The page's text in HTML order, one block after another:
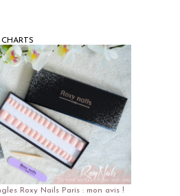
Roxy Nails Paris : mon avis !